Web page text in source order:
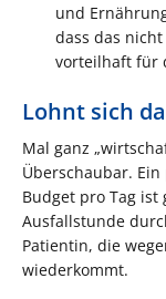
und
dass das
vorteilhaft für
Lohnt sich
Mal ganz
Überschaubar. Ein
Budget pro Tag
Ausfallstunde
Patientin, die
wiederkommt.